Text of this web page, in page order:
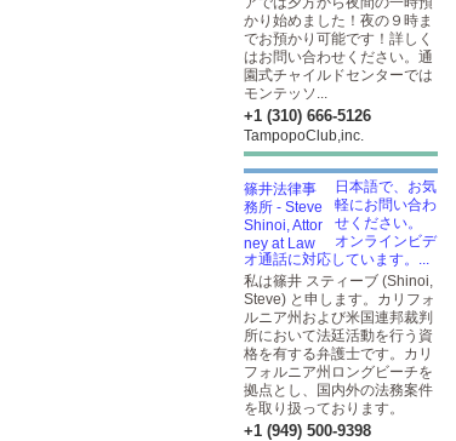
かり始めました！夜の９時ま
でお預かり可能です！詳しく
はお問い合わせください。通
園式チャイルドセンターでは
モンテッソ...
+1 (310) 666-5126
TampopoClub,inc.
日本語で、お気
軽にお問い合わ
せください。
オンラインビデ
オ通話に対応しています。...
私は篠井 スティーブ (Shinoi,
Steve) と申します。カリフォ
ルニア州および米国連邦裁判
所において法廷活動を行う資
格を有する弁護士です。カリ
フォルニア州ロングビーチを
拠点とし、国内外の法務案件
を取り扱っております。
+1 (949) 500-9398